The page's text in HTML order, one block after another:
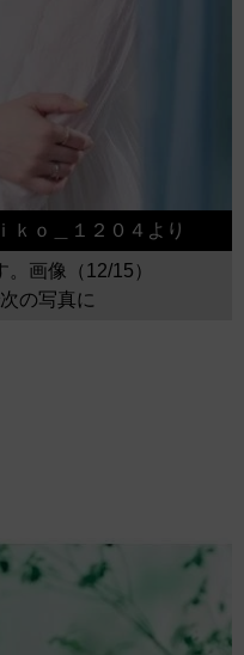
ｏ＿１２０４より
画像（12/15）
の写真に